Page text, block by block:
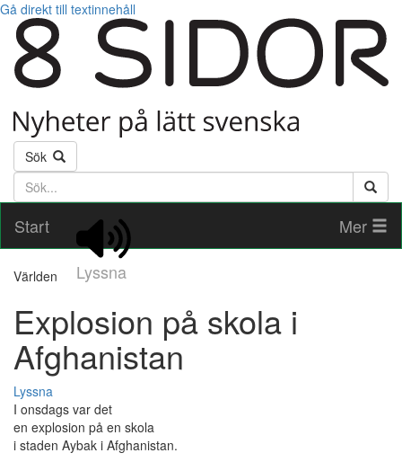
Gå direkt till textinnehåll
Sök
Söktext
Start
Lyssna
Mer
Världen
Explosion på skola i
Afghanistan
Lyssna
I onsdags var det
en explosion på en skola
i staden Aybak i Afghanistan.